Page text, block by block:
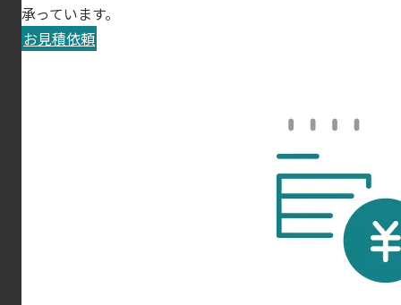
承っています。
お見積依頼